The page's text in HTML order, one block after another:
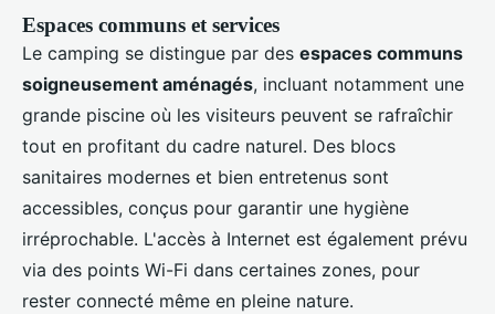
Espaces communs et services
Le camping se distingue par des espaces communs
soigneusement aménagés, incluant notamment une
grande piscine où les visiteurs peuvent se rafraîchir
tout en profitant du cadre naturel. Des blocs
sanitaires modernes et bien entretenus sont
accessibles, conçus pour garantir une hygiène
irréprochable. L'accès à Internet est également prévu
via des points Wi-Fi dans certaines zones, pour
rester connecté même en pleine nature.